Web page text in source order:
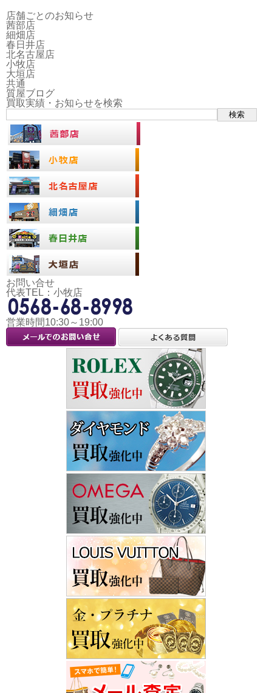
店舗ごとのお知らせ
茜部店
細畑店
春日井店
北名古屋店
小牧店
大垣店
共通
質屋ブログ
買取実績・お知らせを検索
検索
お問い合せ
代表TEL：小牧店
営業時間10:30～19:00